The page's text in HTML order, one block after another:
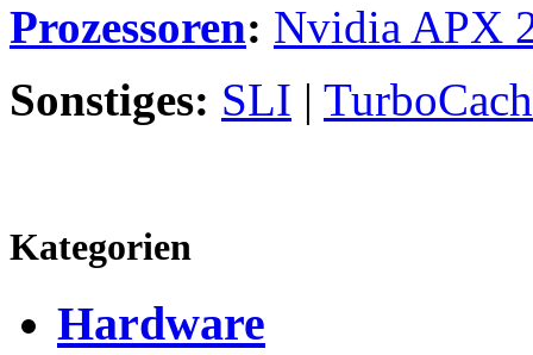
Prozessoren: Nvidia APX
Sonstiges: SLI |
Kategorien
Hardware